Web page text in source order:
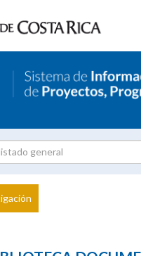
Investigador